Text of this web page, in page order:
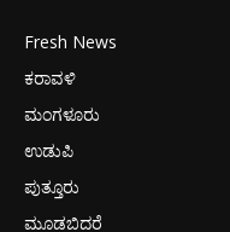
Fresh News
ಕರಾವಳಿ
ಮಂಗಳೂರು
ಉಡುಪಿ
ಪುತ್ತೂರು
ಮೂಡಬಿದರೆ